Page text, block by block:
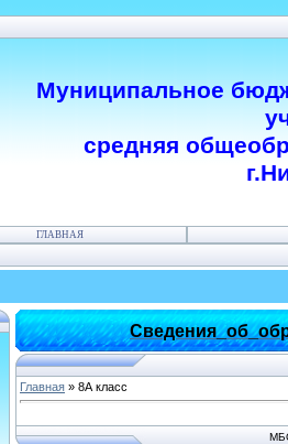
Муниципальное
средняя
ГЛАВНАЯ
Главная » 8А класс